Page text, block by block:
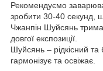
Рекомендуємо
зробити 30-40 секунд,
Чжанпін Шуйсянь
довгої експозиції.
Шуйсянь – рідкісний
гармонізує та освіжає.